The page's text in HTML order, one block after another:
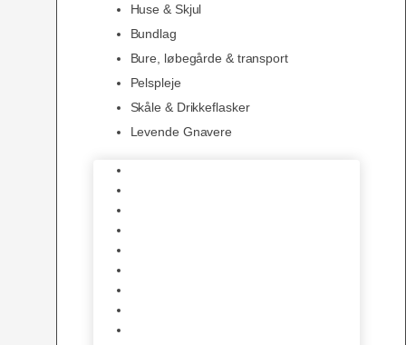
Huse & Skjul
Bundlag
Bure, løbegårde & transport
Pelspleje
Skåle & Drikkeflasker
Levende Gnavere